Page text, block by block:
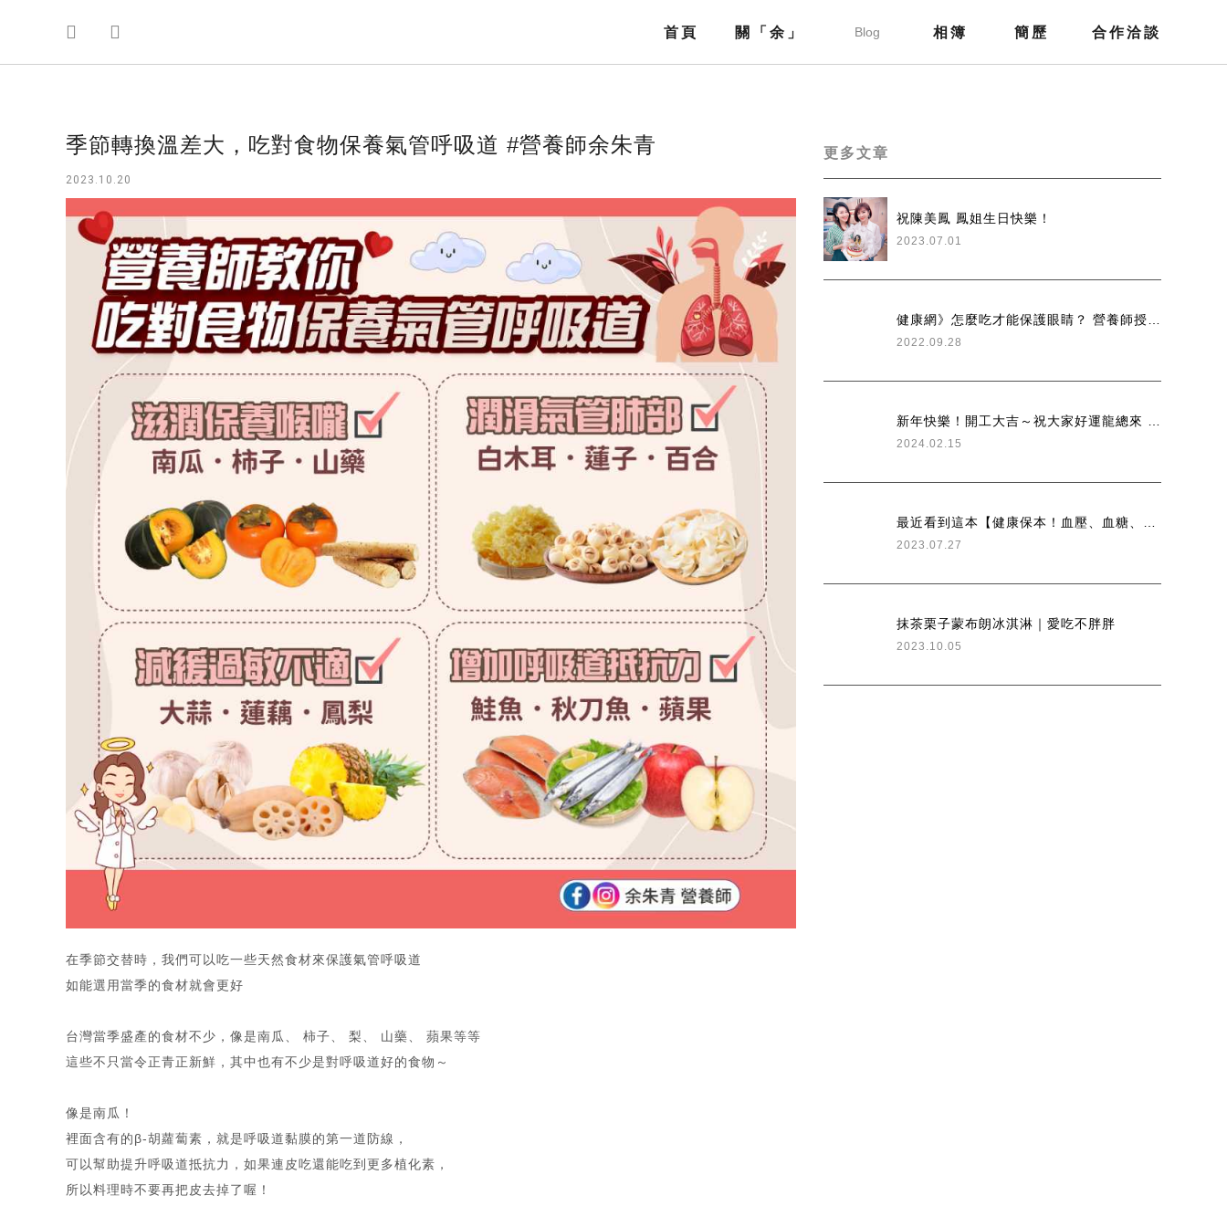
首頁 關「余」 Blog 相簿 簡歷 合作洽談
季節轉換溫差大，吃對食物保養氣管呼吸道 #營養師余朱青
2023.10.20
在季節交替時，我們可以吃一些天然食材來保護氣管呼吸道
如能選用當季的食材就會更好
台灣當季盛產的食材不少，像是南瓜、 柿子、 梨、 山藥、 蘋果等等
這些不只當令正青正新鮮，其中也有不少是對呼吸道好的食物～
像是南瓜！
裡面含有的β-胡蘿蔔素，就是呼吸道黏膜的第一道防線，
可以幫助提升呼吸道抵抗力，如果連皮吃還能吃到更多植化素，
所以料理時不要再把皮去掉了喔！
更多文章
祝陳美鳳 鳳姐生日快樂！
2023.07.01
2022.09.28
2024.02.15
2023.07.27
抹茶栗子蒙布朗冰淇淋｜愛吃不胖胖
2023.10.05